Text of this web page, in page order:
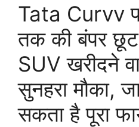
Tata Curvv
तक की बंपर
SUV खरीदने
सुनहरा मौका,
सकता है पूरा